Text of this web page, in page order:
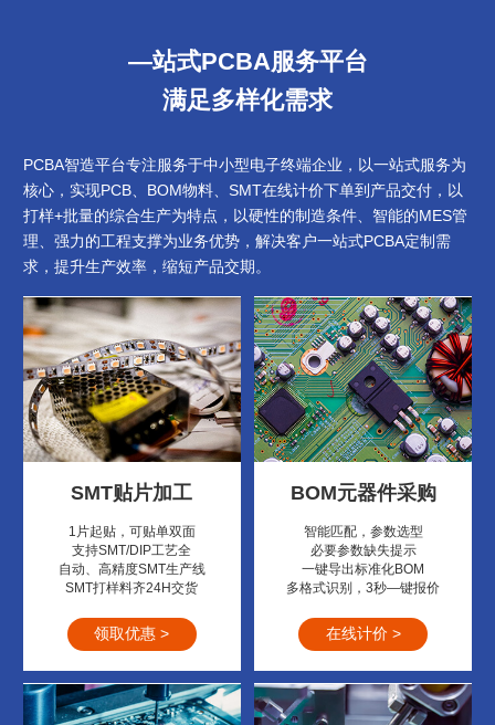
—站式PCBA服务平台
满足多样化需求
PCBA智造平台专注服务于中小型电子终端企业，以一站式服务为
核心，实现PCB、BOM物料、SMT在线计价下单到产品交付，以
打样+批量的综合生产为特点，以硬性的制造条件、智能的MES管
理、强力的工程支撑为业务优势，解决客户一站式PCBA定制需
求，提升生产效率，缩短产品交期。
SMT贴片加工
1片起贴，可贴单双面
支持SMT/DIP工艺全
自动、高精度SMT生产线
SMT打样料齐24H交货
领取优惠 >
BOM元器件采购
智能匹配，参数选型
必要参数缺失提示
一键导出标准化BOM
多格式识别，3秒—键报价
在线计价 >